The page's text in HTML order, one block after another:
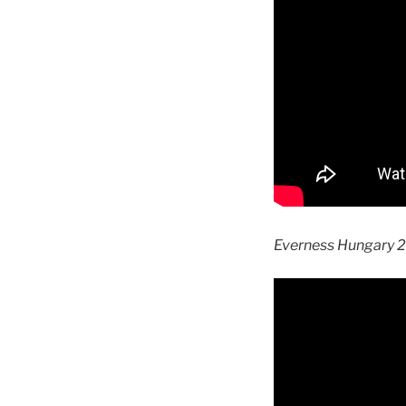
Everness Hungary